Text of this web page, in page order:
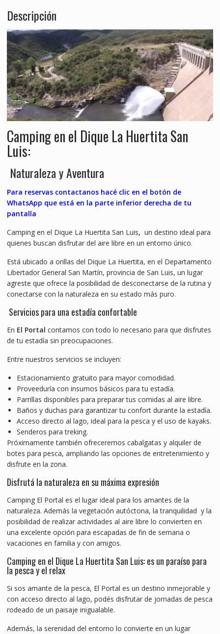
Descripción
Camping en el Dique La Huertita San
Luis:
Naturaleza y Aventura
Para reservas contactanos hacé clic en el botón de
WhatsApp que está en la parte inferior derecha de tu
pantalla
Camping en el Dique La Huertita San Luis, un destino ideal para
quienes buscan disfrutar del aire libre en un entorno único.
Está ubicado a orillas del Dique La Huertita, en el Departamento
Libertador General San Martín, provincia de San Luis, un lugar
agreste que ofrece la posibilidad de desconectarse de la rutina y
conectarse con la naturaleza en su estado más puro.
Servicios para una estadía confortable
En El Portal contamos con todo lo necesario para que disfrutes
de tu estadía sin preocupaciones.
Entre nuestros servicios se incluyen:
Estacionamiento gratuito para mayor comodidad.
Proveeduría con insumos básicos para tu estadía.
Parrillas disponibles para preparar tus comidas al aire libre.
Baños y duchas para garantizar tu confort durante la estadía.
Acceso directo al lago, ideal para la pesca y el uso de kayaks.
Senderos para treking.
Próximamente también ofreceremos cabalgatas y alquiler de
botes para pesca, ampliando las opciones de entretenimiento y
disfrute en la zona.
Disfrutá la naturaleza en su máxima expresión
Camping El Portal es el lugar ideal para los amantes de la
naturaleza. Además la vegetación autóctona, la tranquilidad y la
posibilidad de realizar actividades al aire libre lo convierten en
una excelente opción para escapadas de fin de semana o
vacaciones en familia y con amigos.
Camping en el Dique La Huertita San Luis: es un paraíso para
la pesca y el relax
Si sos amante de la pesca, El Portal es un destino inmejorable y
con acceso directo al lago, podés disfrutar de jornadas de pesca
rodeado de un paisaje inigualable.
Además, la serenidad del entorno lo convierte en un lugar